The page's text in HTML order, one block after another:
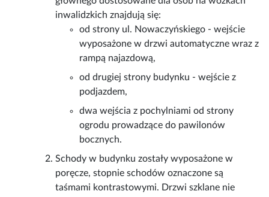
inwalidzkich znajdują się:
od strony ul. Nowaczyńskiego - wejście
wyposażone w drzwi automatyczne wraz z
rampą najazdową,
od drugiej strony budynku - wejście z
podjazdem,
dwa wejścia z pochylniami od strony
ogrodu prowadzące do pawilonów
bocznych.
Schody w budynku zostały wyposażone w
poręcze, stopnie schodów oznaczone są
taśmami kontrastowymi. Drzwi szklane nie